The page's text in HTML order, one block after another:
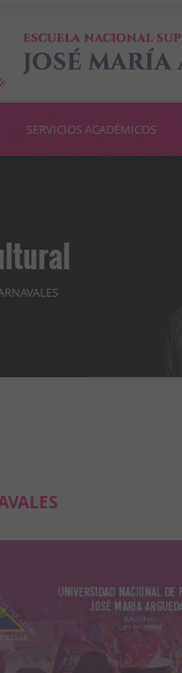
SERVICIOS ACADÉMICOS